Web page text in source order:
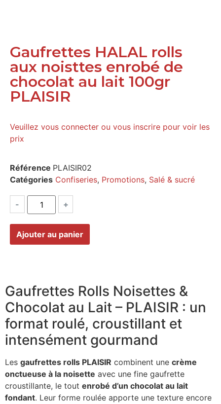
Gaufrettes HALAL rolls
aux noisttes enrobé de
chocolat au lait 100gr
PLAISIR
Veuillez vous connecter ou vous inscrire pour voir les
prix
Référence PLAISIR02
Catégories Confiseries, Promotions, Salé & sucré
- +
Ajouter au panier
Gaufrettes Rolls Noisettes &
Chocolat au Lait – PLAISIR : un
format roulé, croustillant et
intensément gourmand
Les gaufrettes rolls PLAISIR combinent une crème
onctueuse à la noisette avec une fine gaufrette
croustillante, le tout enrobé d’un chocolat au lait
fondant. Leur forme roulée apporte une texture encore